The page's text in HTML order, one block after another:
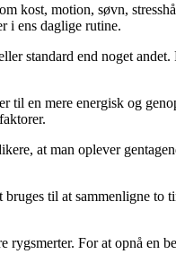
kost, motion, søvn,
i ens daglige rutine.
standard end noget andet.
til en mere energisk og
at man oplever
til at sammenligne to
For at opnå en